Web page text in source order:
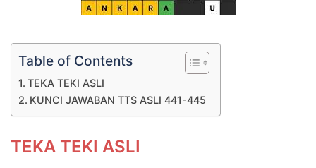
Table of Contents
TEKA TEKI ASLI
KUNCI JAWABAN TTS ASLI 441-445
TEKA TEKI ASLI